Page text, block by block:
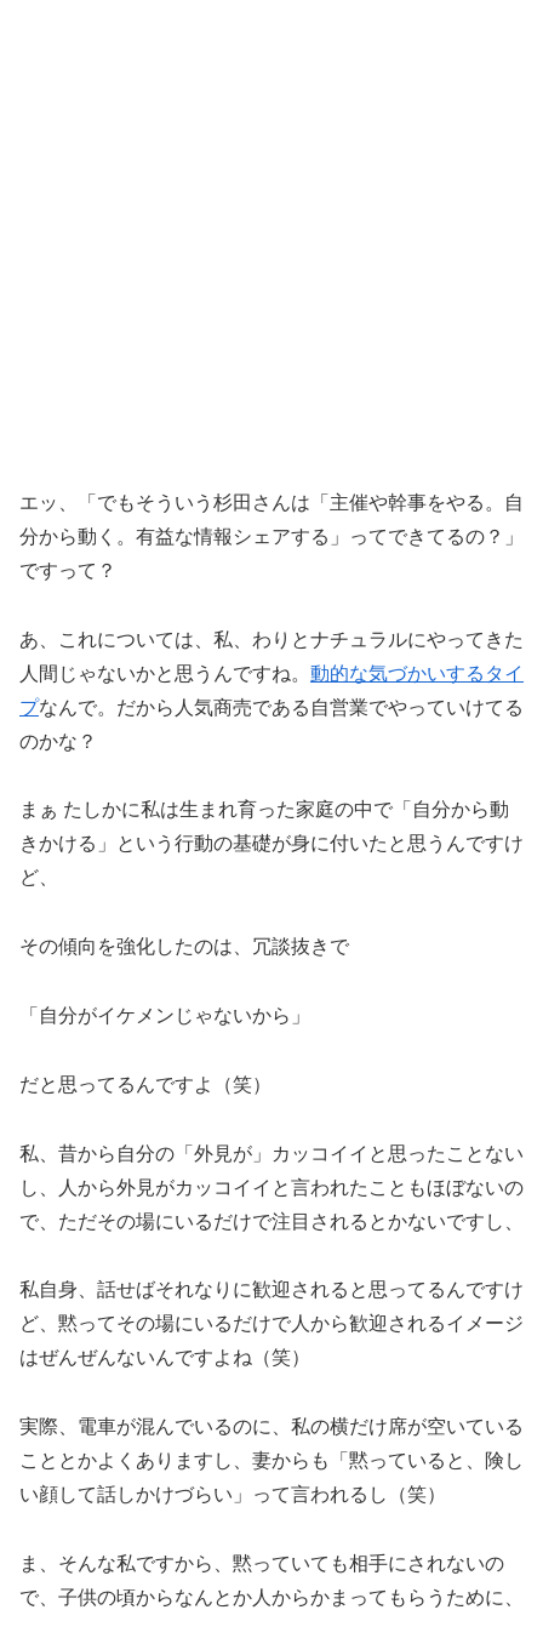
エッ、「でもそういう杉田さんは「主催や幹事をやる。自
分から動く。有益な情報シェアする」ってできてるの？」
ですって？
あ、これについては、私、わりとナチュラルにやってきた
人間じゃないかと思うんですね。 動的な気づかいするタイ
プなんで。だから人気商売である自営業でやっていけてる
のかな？
まぁ たしかに私は生まれ育った家庭の中で「自分から動
きかける」という行動の基礎が身に付いたと思うんですけ
ど、
その傾向を強化したのは、冗談抜きで
「自分がイケメンじゃないから」
だと思ってるんですよ（笑）
私、昔から自分の「外見が」カッコイイと思ったことない
し、人から外見がカッコイイと言われたこともほぼないの
で、ただその場にいるだけで注目されるとかないですし、
私自身、話せばそれなりに歓迎されると思ってるんですけ
ど、黙ってその場にいるだけで人から歓迎されるイメージ
はぜんぜんないんですよね（笑）
実際、電車が混んでいるのに、私の横だけ席が空いている
こととかよくありますし、妻からも「黙っていると、険し
い顔して話しかけづらい」って言われるし（笑）
ま、そんな私ですから、黙っていても相手にされないの
で、子供の頃からなんとか人からかまってもらうために、